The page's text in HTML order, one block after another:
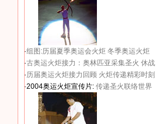
·组图:历届夏季奥运会火炬 冬季奥运火炬
·古奥运火炬接力：奥林匹亚采集圣火 休战
·历届奥运火炬接力回顾 火炬传递精彩时刻
·2004奥运火炬宣传片: 传递圣火联络世界